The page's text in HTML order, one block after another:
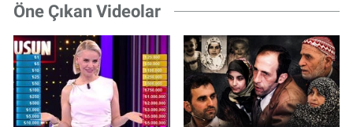
Öne Çıkan Videolar